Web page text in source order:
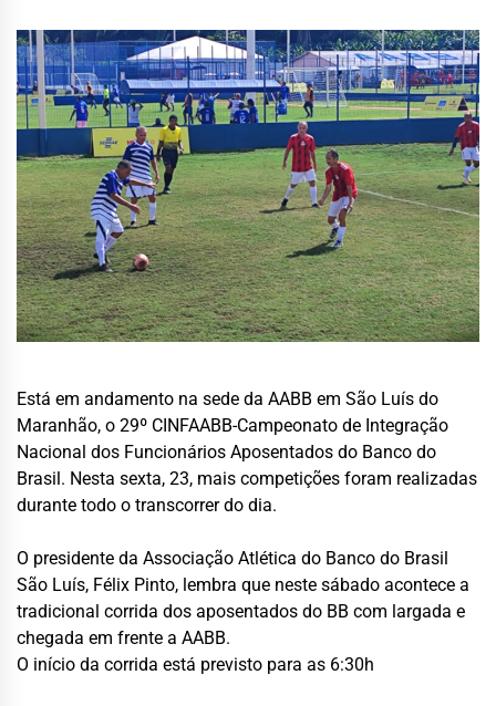
Está em andamento na sede da AABB em São Luís do
Maranhão, o 29º CINFAABB-Campeonato de Integração
Nacional dos Funcionários Aposentados do Banco do
Brasil. Nesta sexta, 23, mais competições foram realizadas
durante todo o transcorrer do dia.
O presidente da Associação Atlética do Banco do Brasil
São Luís, Félix Pinto, lembra que neste sábado acontece a
tradicional corrida dos aposentados do BB com largada e
chegada em frente a AABB.
O início da corrida está previsto para as 6:30h